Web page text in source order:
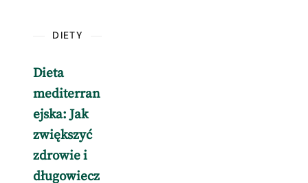
DIETY
Dieta
mediterran
ejska: Jak
zwiększyć
zdrowie i
długowiecz